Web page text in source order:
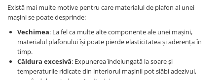
Busoane - dopuri
Ventilatoare
Pompa de ulei
Termostat
Fulie
Pistoane
Piese Takeuchi
Piese Jungheinrich
Piese Claas
Piese Iveco
Există mai multe motive pentru care materialul de plafon al unei
mașini se poate desprinde:
Vechimea: La fel ca multe alte componente ale unei mașini,
materialul plafonului își poate pierde elasticitatea și aderența în
timp.
Căldura excesivă: Expunerea îndelungată la soare și
temperaturile ridicate din interiorul mașinii pot slăbi adezivul,